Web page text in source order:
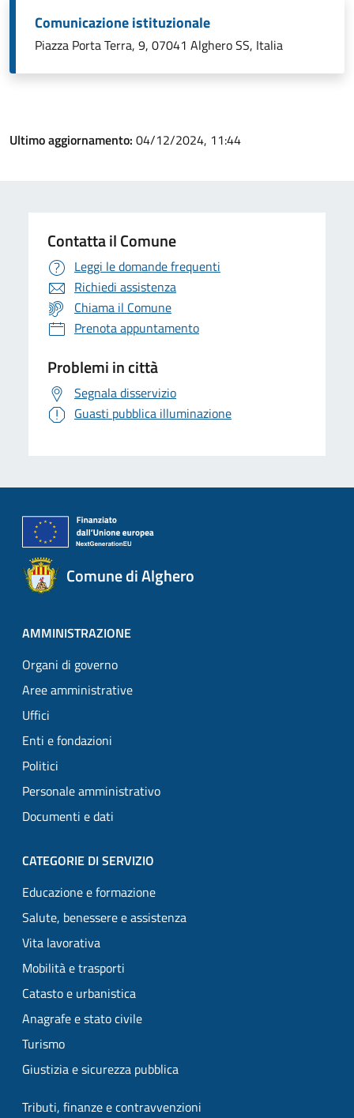
Comunicazione istituzionale
Piazza Porta Terra, 9, 07041 Alghero SS, Italia
Ultimo aggiornamento: 04/12/2024, 11:44
Contatta il Comune
Leggi le domande frequenti
Richiedi assistenza
Chiama il Comune
Prenota appuntamento
Problemi in città
Segnala disservizio
Guasti pubblica illuminazione
Comune di Alghero
AMMINISTRAZIONE
Organi di governo
Aree amministrative
Uffici
Enti e fondazioni
Politici
Personale amministrativo
Documenti e dati
CATEGORIE DI SERVIZIO
Educazione e formazione
Salute, benessere e assistenza
Vita lavorativa
Mobilità e trasporti
Catasto e urbanistica
Anagrafe e stato civile
Turismo
Giustizia e sicurezza pubblica
Tributi, finanze e contravvenzioni